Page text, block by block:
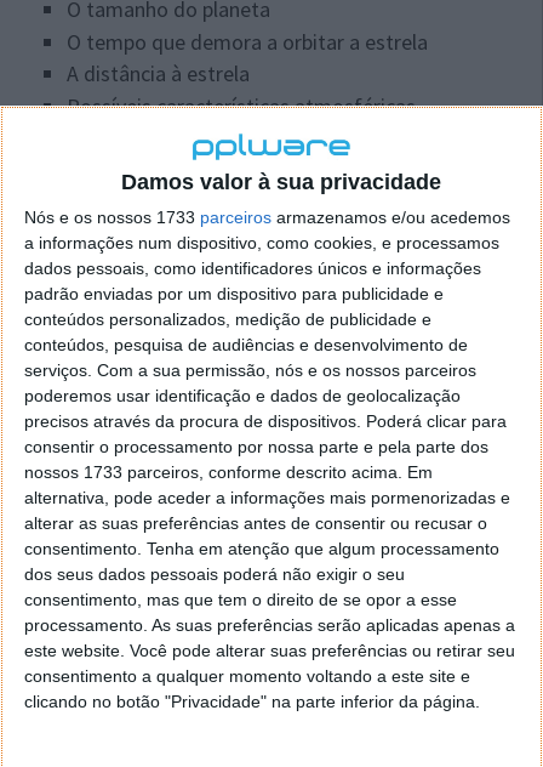
Damos valor à sua privacidade
Nós e os nossos 1733 parceiros armazenamos e/ou acedemos
a informações num dispositivo, como cookies, e processamos
dados pessoais, como identificadores únicos e informações
padrão enviadas por um dispositivo para publicidade e
conteúdos personalizados, medição de publicidade e
conteúdos, pesquisa de audiências e desenvolvimento de
serviços. Com a sua permissão, nós e os nossos parceiros
poderemos usar identificação e dados de geolocalização
precisos através da procura de dispositivos. Poderá clicar para
consentir o processamento por nossa parte e pela parte dos
nossos 1733 parceiros, conforme descrito acima. Em
alternativa, pode aceder a informações mais pormenorizadas e
alterar as suas preferências antes de consentir ou recusar o
consentimento. Tenha em atenção que algum processamento
dos seus dados pessoais poderá não exigir o seu
consentimento, mas que tem o direito de se opor a esse
processamento. As suas preferências serão aplicadas apenas a
este website. Você pode alterar suas preferências ou retirar seu
consentimento a qualquer momento voltando a este site e
clicando no botão "Privacidade" na parte inferior da página.
O tamanho do planeta
O tempo que demora a orbitar a estrela
A distância à estrela
Possíveis características atmosféricas
A missão concentra-se sobretudo em estrelas
próximas e brilhantes. Isto é essencial porque
permite que telescópios mais avançados, como o
Telescópio Espacial James Webb, consigam depois
estudar esses planetas com muito mais detalhe.
O céu noturno como nunca foi visto
A nova composição divulgada pela NASA mostra a
enorme quantidade de objetos registados pela
missão. A imagem junta anos de observações e cria
uma espécie de mosaico cósmico do céu.
Além de estrelas individuais, é possível observar:
Regiões densas da Via Láctea
Nebulosas
Galáxias distantes
Poeira interestelar
Aglomerados estelares